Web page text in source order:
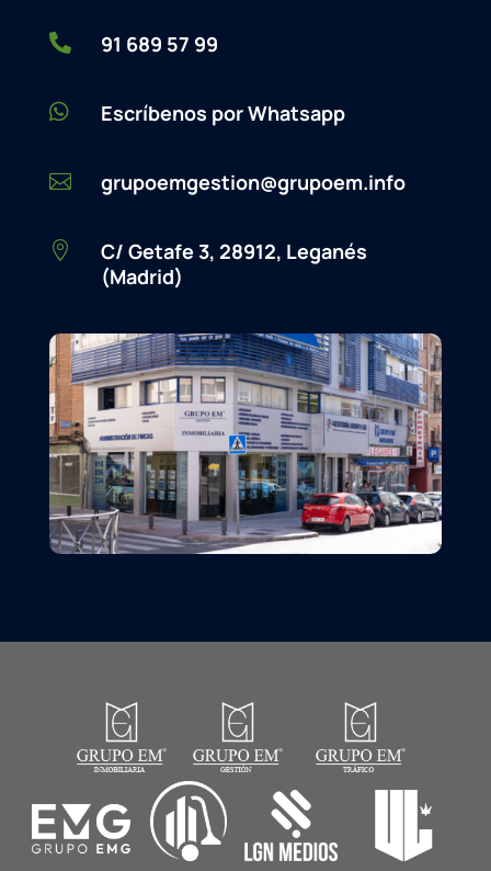
 91 689 57 99
 Escríbenos por Whatsapp
 grupoemgestion@grupoem.info

C/ Getafe 3, 28912, Leganés
(Madrid)